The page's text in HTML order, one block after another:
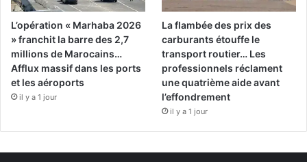
L’opération « Marhaba 2026
» franchit la barre des 2,7
millions de Marocains…
Afflux massif dans les ports
et les aéroports
il y a 1 jour
La flambée des prix des
carburants étouffe le
transport routier… Les
professionnels réclament
une quatrième aide avant
l’effondrement
il y a 1 jour